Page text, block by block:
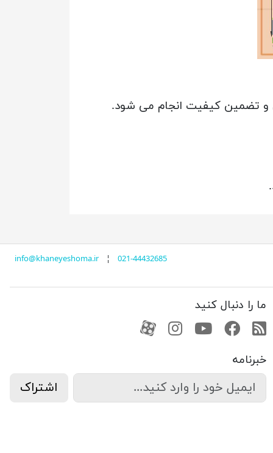
و تضمین کیفیت انجام می شود.
info@khaneyeshoma.ir¦ 021-44432685
ما را دنبال کنید
RSS فیسبوکیوتیوبکانال آپارات
کانال آپارات
خبرنامه
اشتراک